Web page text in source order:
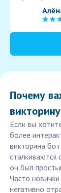
Почему
Если вы
более
викторина
сталкиваются
он был
Часто
негативно